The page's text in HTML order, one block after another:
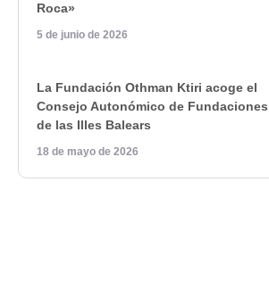
Roca»
5 de junio de 2026
La Fundación Othman Ktiri acoge el
Consejo Autonómico de Fundaciones
de las Illes Balears
18 de mayo de 2026